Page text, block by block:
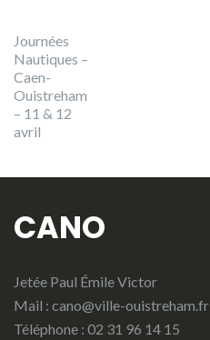
Journées
Nautiques –
Caen-
Ouistreham
– 11 & 12
avril
CANO
Jetée Paul Émile Victor
Mail : cano@ville-ouistreham.fr
Téléphone : 02 31 96 14 15